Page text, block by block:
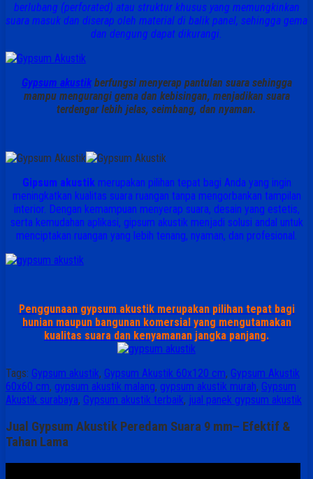
berlubang (perforated) atau struktur khusus yang memungkinkan
suara masuk dan diserap oleh material di balik panel, sehingga gema
dan dengung dapat dikurangi.
Gypsum akustikberfungsi menyerap pantulan suara sehingga
mampu mengurangi gema dan kebisingan, menjadikan suara
terdengar lebih jelas, seimbang, dan nyaman.
Gipsum akustikmerupakan pilihan tepat bagi Anda yang ingin
meningkatkan kualitas suara ruangan tanpa mengorbankan tampilan
interior. Dengan kemampuan menyerap suara, desain yang estetis,
serta kemudahan aplikasi, gipsum akustik menjadi solusi andal untuk
menciptakan ruangan yang lebih tenang, nyaman, dan profesional.
Penggunaan gypsum akustik merupakan pilihan tepat bagi
hunian maupun bangunan komersial yang mengutamakan
kualitas suara dan kenyamanan jangka panjang.
Tags: Gypsum akustik, Gypsum Akustik 60x120 cm, Gypsum Akustik
60x60 cm, gypsum akustik malang, gypsum akustik murah, Gypsum
Akustik surabaya, Gypsum akustik terbaik, jual panek gypsum akustik
Jual Gypsum Akustik Peredam Suara 9 mm– Efektif &
Tahan Lama